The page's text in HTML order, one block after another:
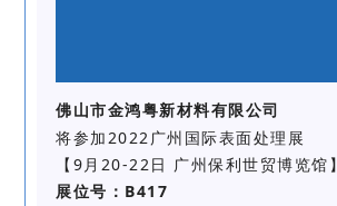
佛山市金鸿粤新材料有限公司
将参加2022广州 国际表面处理展
【9月20-22日 广州保利世贸博览馆】
展位号：B417